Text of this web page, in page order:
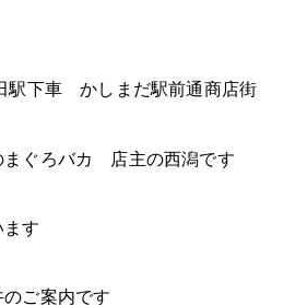
駅下車 かしまだ駅前通商店街
まぐろバカ 店主の西潟です
す
ご案内です